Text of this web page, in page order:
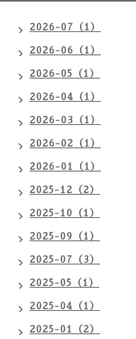
2026-07（1）
2026-06（1）
2026-05（1）
2026-04（1）
2026-03（1）
2026-02（1）
2026-01（1）
2025-12（2）
2025-10（1）
2025-09（1）
2025-07（3）
2025-05（1）
2025-04（1）
2025-01（2）